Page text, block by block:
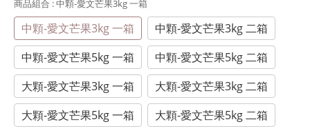
商品組合 : 中顆-愛文芒果3kg 一箱
中顆-愛文芒果3kg 一箱
中顆-愛文芒果3kg 二箱
中顆-愛文芒果5kg 一箱
中顆-愛文芒果5kg 二箱
大顆-愛文芒果3kg 一箱
大顆-愛文芒果3kg 二箱
大顆-愛文芒果5kg 一箱
大顆-愛文芒果5kg 二箱